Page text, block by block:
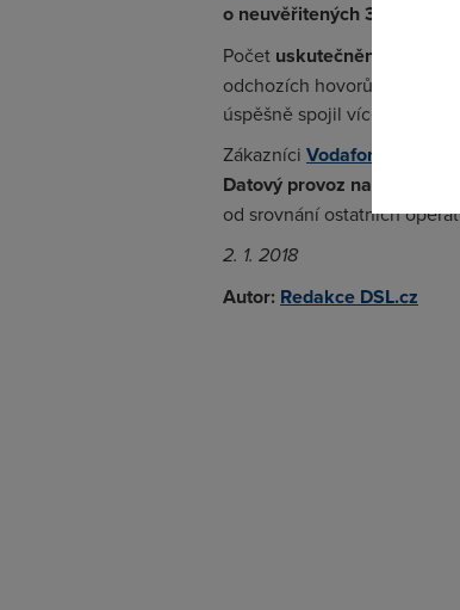
o neuvěřitených 327 %
Počet uskutečněných
odchozích hovorů více než
úspěšně spojil více než 2,8
Zákazníci Vodafonu
Datový provoz narostl
od srovnání ostatních
2. 1. 2018
Autor: Redakce DSL.cz